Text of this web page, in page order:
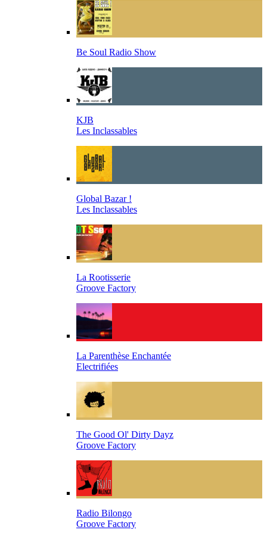
Be Soul Radio Show
KJB
Les Inclassables
Global Bazar !
Les Inclassables
La Rootisserie
Groove Factory
La Parenthèse Enchantée
Electrifiées
The Good Ol' Dirty Dayz
Groove Factory
Radio Bilongo
Groove Factory